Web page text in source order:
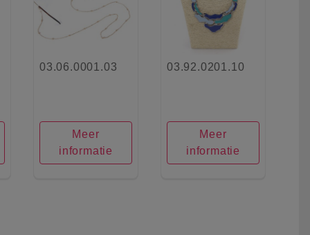
03.06.0001.03
Meer
informatie
03.92.0201.10
Meer
informatie